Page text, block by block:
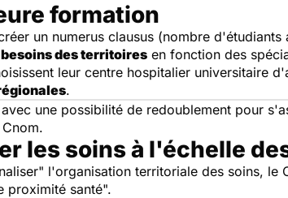
formation
un numerus clausus (nombre d'étudiants
des territoires en fonction des
leur centre hospitalier universitaire
.
une possibilité de redoublement pour
les soins à l'échelle
l'organisation territoriale des soins, le
proximité santé".